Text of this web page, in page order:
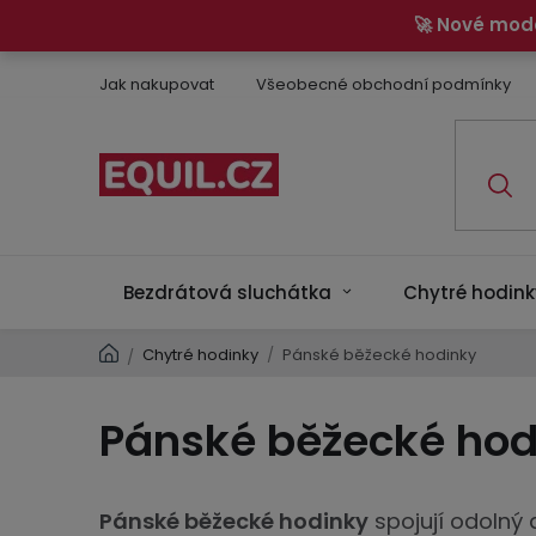
🚀 Nové
Jak nakupovat Všeobecné obchodní podmínky
Bezdrátová sluchátka Chytré
Domů
/ Chytré hodinky / Pánské běžecké hodinky
Pánské běžecké
Pánské běžecké hodinky spojují odolný